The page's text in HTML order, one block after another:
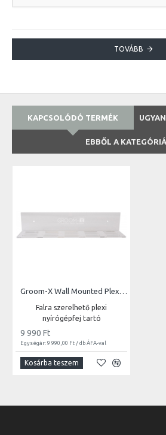
TOVÁBB
KAPCSOLÓDÓ TERMÉK
EBBŐL A
Groom-X Wall Mounted Plexi Blade Holder for 15 Blades
Falra szerelhető plexi
nyírógépfej tartó
9 990 Ft
Egységár: 9 990,00 Ft / db ÁFA-val
Kosárba teszem